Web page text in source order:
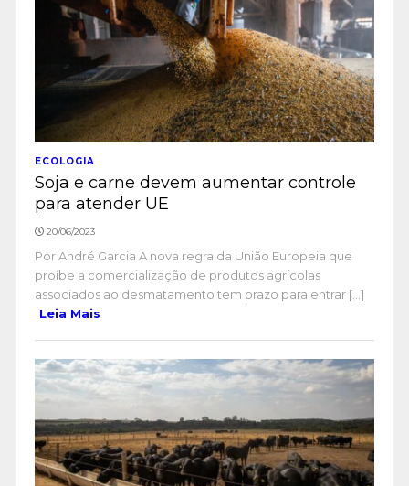
ECOLOGIA
Soja e carne devem aumentar controle
para atender UE
20/06/2023
Por André Garcia A nova regra da União Europeia que
proíbe a comercialização de produtos agrícolas
associados ao desmatamento tem prazo para entrar [...]
Leia Mais